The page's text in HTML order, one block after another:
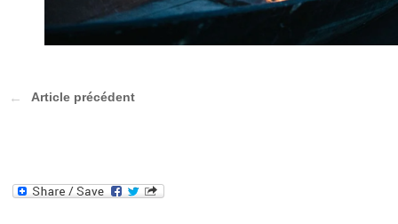
Article précédent